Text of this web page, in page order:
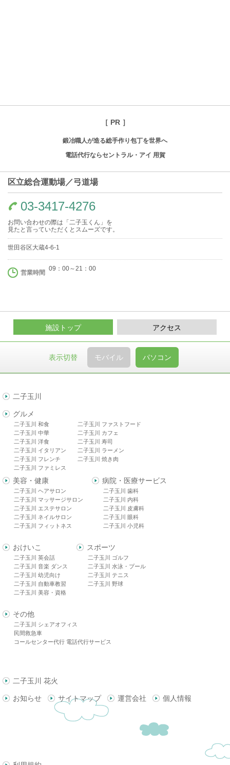
［ PR ］
鍛冶職人が造る総手作り包丁を世界へ
電話代行ならセントラル・アイ 用賀
区立総合運動場／弓道場
03-3417-4276
お問い合わせの際は「二子玉くん」を
見たと言っていただくとスムーズです。
世田谷区大蔵4-6-1
営業時間
09：00～21：00
施設トップ アクセス
表示切替 モバイル パソコン
二子玉川
グルメ
二子玉川 和食
二子玉川 中華
二子玉川 洋食
二子玉川 イタリアン
二子玉川 フレンチ
二子玉川 ファミレス
二子玉川 ファストフード
二子玉川 カフェ
二子玉川 寿司
二子玉川 ラーメン
二子玉川 焼き肉
美容・健康
二子玉川 ヘアサロン
二子玉川 マッサージサロン
二子玉川 エステサロン
二子玉川 ネイルサロン
二子玉川 フィットネス
病院・医療サービス
二子玉川 歯科
二子玉川 内科
二子玉川 皮膚科
二子玉川 眼科
二子玉川 小児科
おけいこ
二子玉川 英会話
二子玉川 音楽 ダンス
二子玉川 幼児向け
二子玉川 自動車教習
二子玉川 美容・資格
スポーツ
二子玉川 ゴルフ
二子玉川 水泳・プール
二子玉川 テニス
二子玉川 野球
その他
二子玉川 シェアオフィス
民間救急車
コールセンター代行 電話代行サービス
二子玉川 花火
お知らせ サイトマップ 運営会社 個人情報